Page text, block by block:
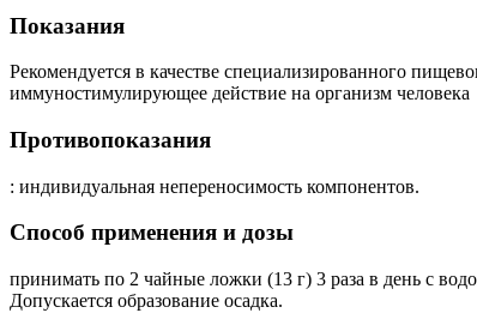
Показания
Рекомендуется в качестве специализированного
иммуностимулирующее действие на организм человека
Противопоказания
: индивидуальная непереносимость компонентов.
Способ применения и дозы
принимать по 2 чайные ложки (13 г) 3 раза в день с
Допускается образование осадка.